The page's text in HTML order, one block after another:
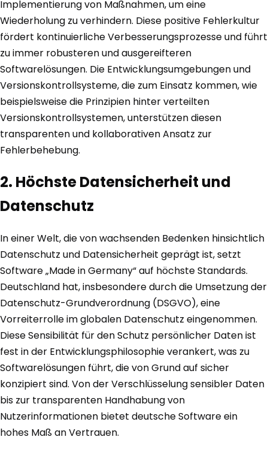
Implementierung von Maßnahmen, um eine
Wiederholung zu verhindern. Diese positive Fehlerkultur
fördert kontinuierliche Verbesserungsprozesse und führt
zu immer robusteren und ausgereifteren
Softwarelösungen. Die Entwicklungsumgebungen und
Versionskontrollsysteme, die zum Einsatz kommen, wie
beispielsweise die Prinzipien hinter verteilten
Versionskontrollsystemen, unterstützen diesen
transparenten und kollaborativen Ansatz zur
Fehlerbehebung.
2. Höchste Datensicherheit und
Datenschutz
In einer Welt, die von wachsenden Bedenken hinsichtlich
Datenschutz und Datensicherheit geprägt ist, setzt
Software „Made in Germany“ auf höchste Standards.
Deutschland hat, insbesondere durch die Umsetzung der
Datenschutz-Grundverordnung (DSGVO), eine
Vorreiterrolle im globalen Datenschutz eingenommen.
Diese Sensibilität für den Schutz persönlicher Daten ist
fest in der Entwicklungsphilosophie verankert, was zu
Softwarelösungen führt, die von Grund auf sicher
konzipiert sind. Von der Verschlüsselung sensibler Daten
bis zur transparenten Handhabung von
Nutzerinformationen bietet deutsche Software ein
hohes Maß an Vertrauen.